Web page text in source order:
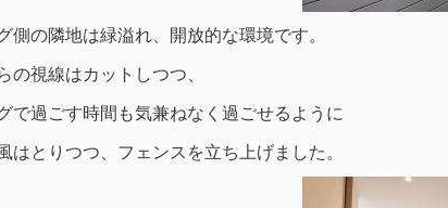
側の隣地は緑溢れ、開放的な環境です。
の視線はカットしつつ、
で過ごす時間も気兼ねなく過ごせるように
はとりつつ、フェンスを立ち上げました。